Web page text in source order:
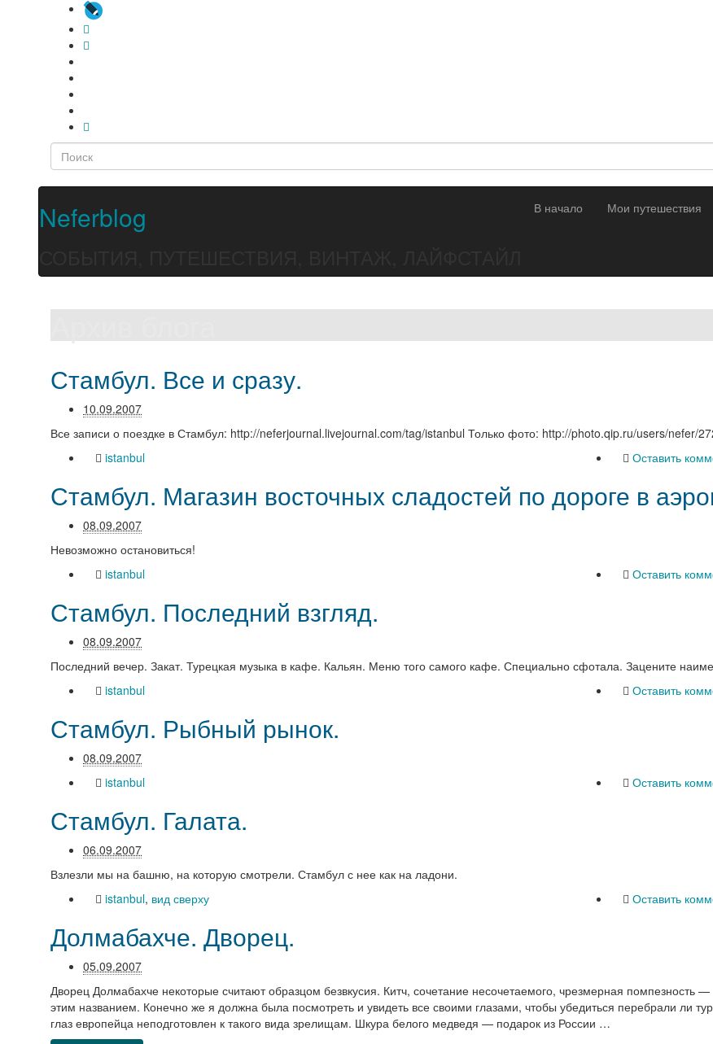
Neferblog В начало Мои путешествия
Стамбул. Все и сразу.
10.09.2007
Все записи о поездке в Стамбул: http://neferjournal.livejournal.com/tag/istanbul Только фото: http://photo.qip.ru/users/nefer/
istanbul
Оставить
Стамбул. Магазин восточных сладостей по дороге в
08.09.2007
Невозможно остановиться!
istanbul
Оставить
Стамбул. Последний взгляд.
08.09.2007
Последний вечер. Закат. Турецкая музыка в кафе. Кальян. Меню того самого кафе. Специально сфотала. Зацените
istanbul
Оставить
Стамбул. Рыбный рынок.
08.09.2007
istanbul
Оставить
Стамбул. Галата.
06.09.2007
Взлезли мы на башню, на которую смотрели. Стамбул с нее как на ладони.
istanbul, вид сверху Оставить
Долмабахче. Дворец.
05.09.2007
Дворец Долмабахче некоторые считают образцом безвкусия. Китч, сочетание несочетаемого, чрезмерная помпезность
этим названием. Конечно же я должна была посмотреть и увидеть все своими глазами, чтобы убедиться перебрали ли
глаз европейца неподготовлен к такого вида зрелищам. Шкура белого медведя — подарок из России …